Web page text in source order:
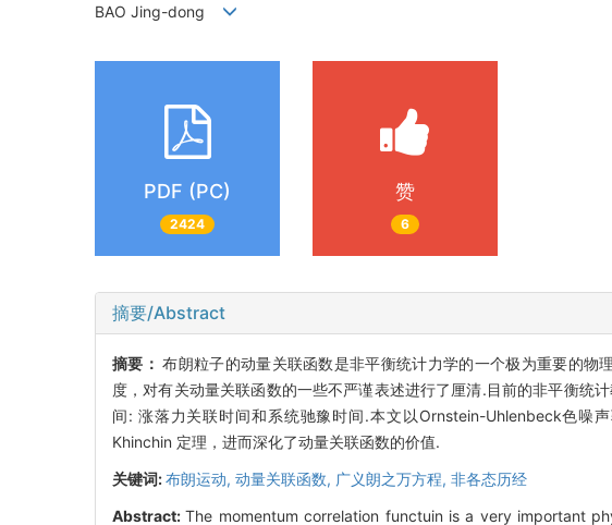
BAO Jing-dong
PDF (PC)
2424
赞
6
摘要/Abstract
摘要：布朗粒子的动量关联函数是非平衡统计力学的一个极为重要的物
度，对有关动量关联函数的一些不严谨表述进行了厘清.目前的非平衡统
间: 涨落力关联时间和系统驰豫时间.本文以Ornstein-Uhlenbeck色噪
Khinchin 定理，进而深化了动量关联函数的价值.
关键词:布朗运动, 动量关联函数, 广义朗之万方程, 非各态历经
Abstract:The momentum correlation functuin is a very important